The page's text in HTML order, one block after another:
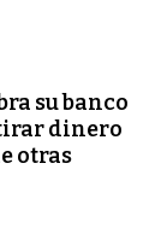
su banco
dinero
otras